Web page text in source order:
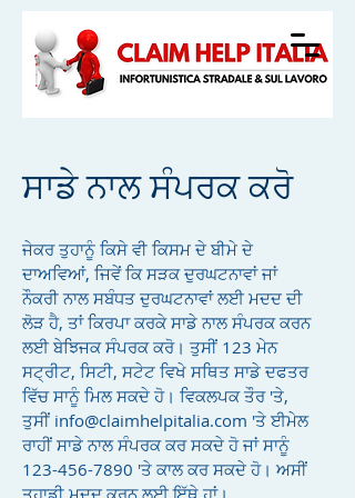
ਸਾਡੇ ਨਾਲ ਸੰਪਰਕ ਕਰੋ
ਜੇਕਰ ਤੁਹਾਨੂੰ ਕਿਸੇ ਵੀ ਕਿਸਮ ਦੇ ਬੀਮੇ ਦੇ
ਦਾਅਵਿਆਂ, ਜਿਵੇਂ ਕਿ ਸੜਕ ਦੁਰਘਟਨਾਵਾਂ ਜਾਂ
ਨੌਕਰੀ ਨਾਲ ਸਬੰਧਤ ਦੁਰਘਟਨਾਵਾਂ ਲਈ ਮਦਦ ਦੀ
ਲੋੜ ਹੈ, ਤਾਂ ਕਿਰਪਾ ਕਰਕੇ ਸਾਡੇ ਨਾਲ ਸੰਪਰਕ ਕਰਨ
ਲਈ ਬੇਝਿਜਕ ਸੰਪਰਕ ਕਰੋ। ਤੁਸੀਂ 123 ਮੇਨ
ਸਟ੍ਰੀਟ, ਸਿਟੀ, ਸਟੇਟ ਵਿਖੇ ਸਥਿਤ ਸਾਡੇ ਦਫਤਰ
ਵਿੱਚ ਸਾਨੂੰ ਮਿਲ ਸਕਦੇ ਹੋ। ਵਿਕਲਪਕ ਤੌਰ 'ਤੇ,
ਤੁਸੀਂ info@claimhelpitalia.com 'ਤੇ ਈਮੇਲ
ਰਾਹੀਂ ਸਾਡੇ ਨਾਲ ਸੰਪਰਕ ਕਰ ਸਕਦੇ ਹੋ ਜਾਂ ਸਾਨੂੰ
123-456-7890 'ਤੇ ਕਾਲ ਕਰ ਸਕਦੇ ਹੋ। ਅਸੀਂ
ਤੁਹਾਡੀ ਮਦਦ ਕਰਨ ਲਈ ਇੱਥੇ ਹਾਂ।